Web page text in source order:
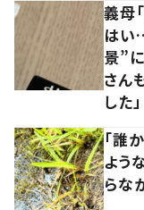
義母
はい
景”
さん
した」
「誰
よう
らな